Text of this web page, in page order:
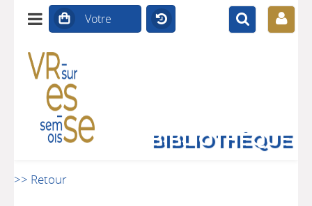
BIBLIOTHÈQUE
>> Retour